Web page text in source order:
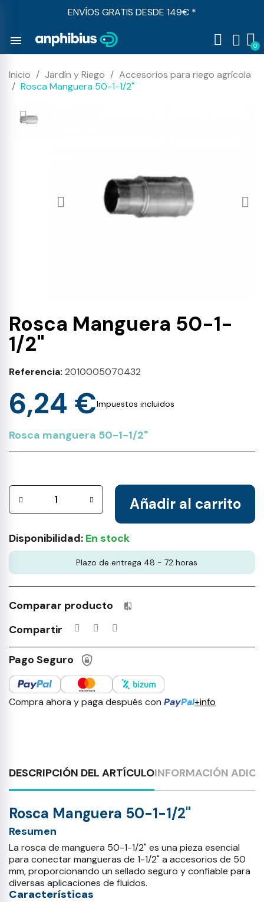
ENVÍOS GRATIS DESDE 149€ *
menu
Inicio Jardín y Riego
Accesorios para riego agrícola
Rosca Manguera 50-1-1/2"
Rosca Manguera 50-1-
1/2"
Referencia 2010005070432
6,24 €Impuestos incluidos
Rosca manguera 50-1-1/2"
Añadir al carrito
Disponibilidad: En stock
Plazo de entrega 48 - 72 horas
Comparar producto Productos incluidos en tu lista
Compartir
Pago Seguro
Compra ahora y paga después con PayPal+info
DESCRIPCIÓN DEL ARTÍCULOINFORMACIÓN
Rosca Manguera 50-1-1/2"
Resumen
La rosca de manguera 50-1-1/2" es una pieza esencial
para conectar mangueras de 1-1/2" a accesorios de 50
mm, proporcionando un sellado seguro y confiable para
diversas aplicaciones de fluidos.
Características